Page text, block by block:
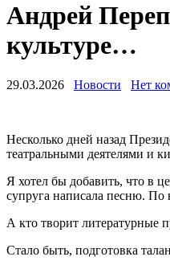
Андрей
культуре…
29.03.2026 Новости
Нет
Несколько дней назад
театральными деятелями и
Я хотел бы добавить, что в
супруга написала песню. По
А кто творит
Стало быть, подготовка